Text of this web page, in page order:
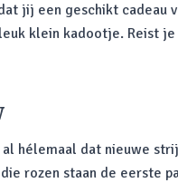
jij een geschikt cadeau
klein kadootje. Reist
hélemaal dat nieuwe
rozen staan de eerste